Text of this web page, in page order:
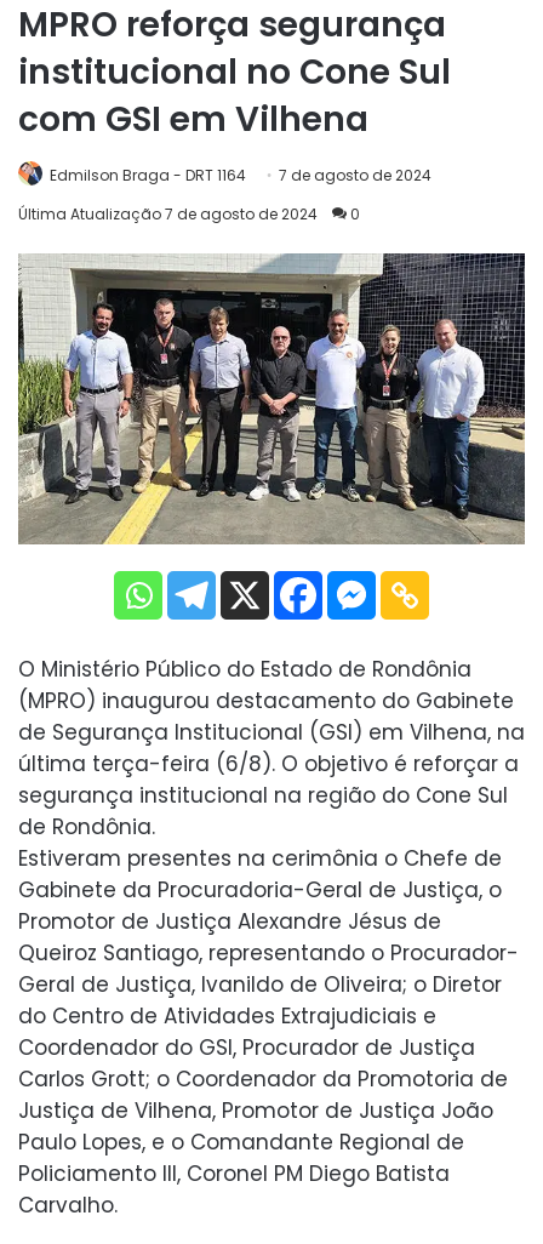
MPRO reforça segurança
institucional no Cone Sul
com GSI em Vilhena
Edmilson Braga - DRT 1164
7 de agosto de 2024
Última Atualização 7 de agosto de 2024
0
O Ministério Público do Estado de Rondônia
(MPRO) inaugurou destacamento do Gabinete
de Segurança Institucional (GSI) em Vilhena, na
última terça-feira (6/8). O objetivo é reforçar a
segurança institucional na região do Cone Sul
de Rondônia.
Estiveram presentes na cerimônia o Chefe de
Gabinete da Procuradoria-Geral de Justiça, o
Promotor de Justiça Alexandre Jésus de
Queiroz Santiago, representando o Procurador-
Geral de Justiça, Ivanildo de Oliveira; o Diretor
do Centro de Atividades Extrajudiciais e
Coordenador do GSI, Procurador de Justiça
Carlos Grott; o Coordenador da Promotoria de
Justiça de Vilhena, Promotor de Justiça João
Paulo Lopes, e o Comandante Regional de
Policiamento III, Coronel PM Diego Batista
Carvalho.